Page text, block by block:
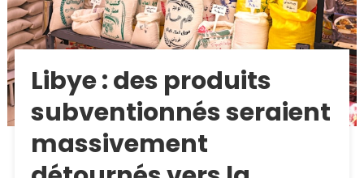
Libye : des produits
subventionnés seraient
massivement